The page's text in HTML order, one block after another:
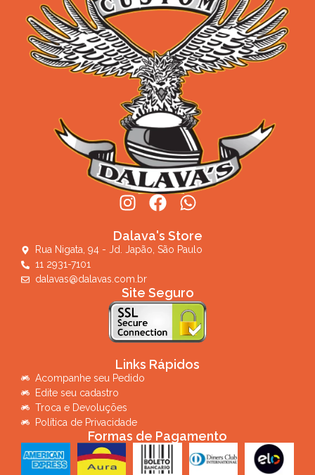
Dalava's Store
Rua Nigata, 94 - Jd. Japão, São Paulo
11 2931-7101
dalavas@dalavas.com.br
Site Seguro
Links Rápidos
Acompanhe seu Pedido
Edite seu cadastro
Troca e Devoluções
Política de Privacidade
Formas de Pagamento